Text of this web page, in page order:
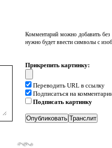
Комментарий можно добавить без
нужно будет ввести символы с
Прикрепить картинку:
Переводить URL в ссылку
Подписаться на
Подписать картинку